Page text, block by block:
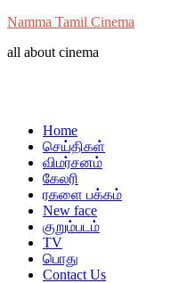
Namma Tamil Cinema
all about cinema
Home
செய்திகள்
விமர்சனம்
கேலரி
ரகளை பக்கம்
New face
குறும்படம்
TV
பொது
Contact Us